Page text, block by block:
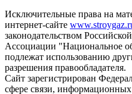
Исключительные права на
интернет-сайте
законодательством
Ассоциации "Национальное
подлежат использованию
разрешения правообладателя.
Сайт зарегистрирован
сфере связи,